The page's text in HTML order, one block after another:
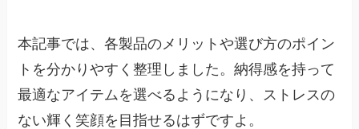
本記事では、各製品のメリットや選び方のポイン
トを分かりやすく整理しました。納得感を持って
最適なアイテムを選べるようになり、ストレスの
ない輝く笑顔を目指せるはずですよ。